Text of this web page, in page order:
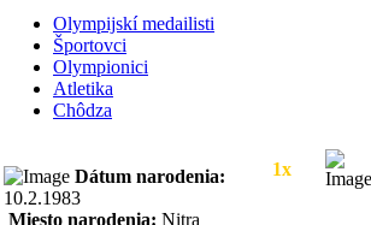
Olympijskí medailisti
Športovci
Olympionici
Atletika
Chôdza
Dátum narodenia:
10.2.1983
Miesto narodenia: Nitra
1x